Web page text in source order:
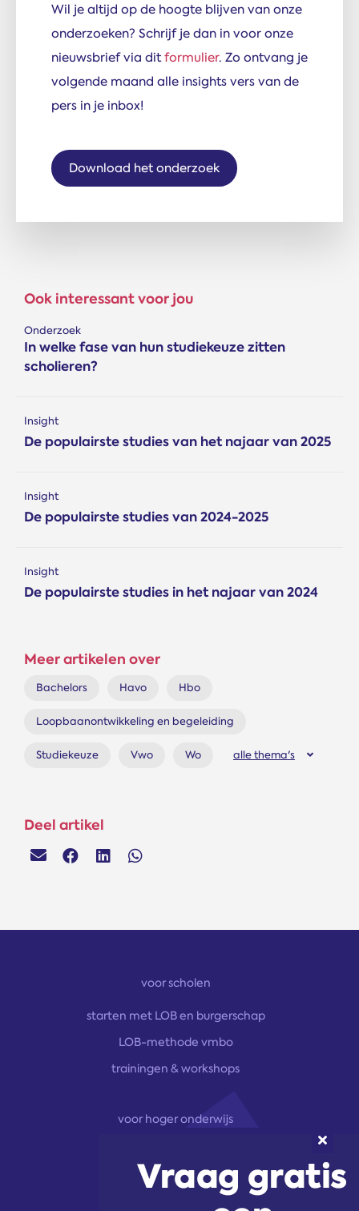
Wil je altijd op de hoogte blijven van onze
onderzoeken? Schrijf je dan in voor onze
nieuwsbrief via ditformulier. Zo ontvang je
volgende maand alle insights vers van de
pers in je inbox!
Download het onderzoek
Ook interessant voor jou
Onderzoek
In welke fase van hun studiekeuze zitten
scholieren?
Insight
De populairste studies van het najaar van 2025
Insight
De populairste studies van 2024-2025
Insight
De populairste studies in het najaar van 2024
Meer artikelen over
Bachelors Havo Hbo
Loopbaanontwikkeling en begeleiding
Studiekeuze Vwo Wo alle thema's
Deel artikel
voor scholen
starten met LOB en burgerschap
LOB-methode vmbo
trainingen & workshops
voor hoger onderwijs
marketingoplossingen
trainingen & workshops